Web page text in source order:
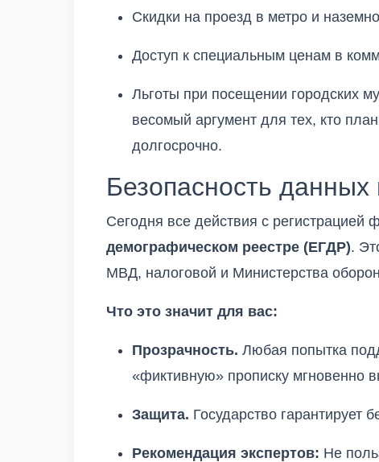
Скидки на проезд в метро и
Доступ к специальным ценам в
Льготы при посещении городских
весомый аргумент для тех, кто
долгосрочно.
Безопасность
Сегодня все действия с регистрацией
демографическом реестре (ЕГДР).
МВД, налоговой и Министерства
Что это значит для вас:
Прозрачность. Любая попытка
«фиктивную» прописку мгновенно
Защита. Государство гарантирует
Рекомендация экспертов: Не